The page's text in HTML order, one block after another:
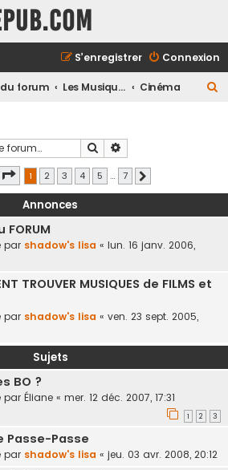
Connexion
S’enregistrer
forum Les Musiques Diverses Cinéma
r
Rechercher
Page 1sur7
1 2 3 4 5 … 7
Annonces
FORUM
par shadow's lisa « lun. 16 janv. 2006,
TROUVER MUSIQUES de FILMS et
par shadow's lisa « ven. 23 sept. 2005,
Sujets
BO ?
par Éliane « mer. 12 déc. 2007, 17:31
1 2 3
Passe-Passe
par shadow's lisa « jeu. 03 avr. 2008, 20:12